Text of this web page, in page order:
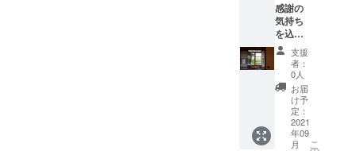
告欄に
書くた
めの
情報の
記載を
お願い
しま
す。
広告不
要の場
合は
来店い
ただい
た際
に、ヨ
リドコ
ロから
のメー
ルをお
見せく
ださ
い。 ※
感謝の
気持ち
を込め
たメッ
セージ
とヨリ
ドコロ1
日×20日
分ご利
用チ
ケット
をお送
支援
者：
0人
お届
け予
定：
2021
年09
月
こ